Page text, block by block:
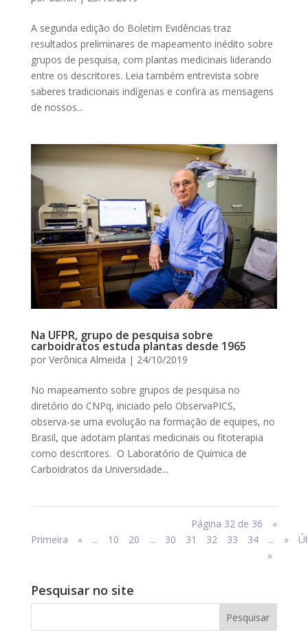
A segunda edição do Boletim Evidências traz
resultados preliminares de mapeamento inédito sobre
grupos de pesquisa, com plantas medicinais liderando
entre os descritores. Leia também entrevista sobre
saberes tradicionais indígenas e confira as mensagens
de nossos...
Na UFPR, grupo de pesquisa sobre
carboidratos estuda plantas desde 1965
por Verônica Almeida | 24/10/2019
No mapeamento sobre grupos de pesquisa no
diretório do CNPq, iniciado pelo ObservaPICS,
observa-se uma evolução na formação de equipes, no
Brasil, que adotam plantas medicinais ou fitoterapia
como descritores. O Laboratório de Química de
Carboidratos da Universidade...
Página 32 de 36
«
Primeira
« ... 10 20 ... 30 31 32 33 34 ... »
»
Pesquisar no site